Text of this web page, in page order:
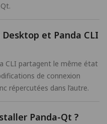
et Panda CLI
CLI partagent le même état
de connexion
répercutées dans l’autre.
Panda-Qt ?